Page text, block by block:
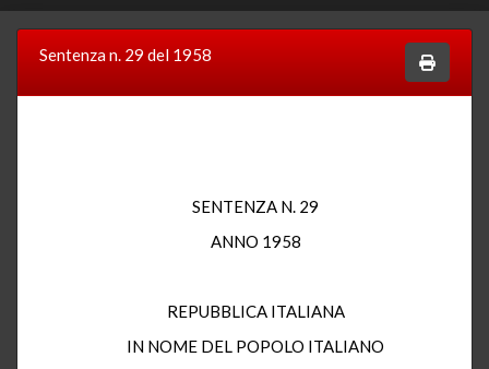
Sentenza n. 29 del 1958
SENTENZA N. 29
ANNO 1958
REPUBBLICA ITALIANA
IN NOME DEL POPOLO ITALIANO